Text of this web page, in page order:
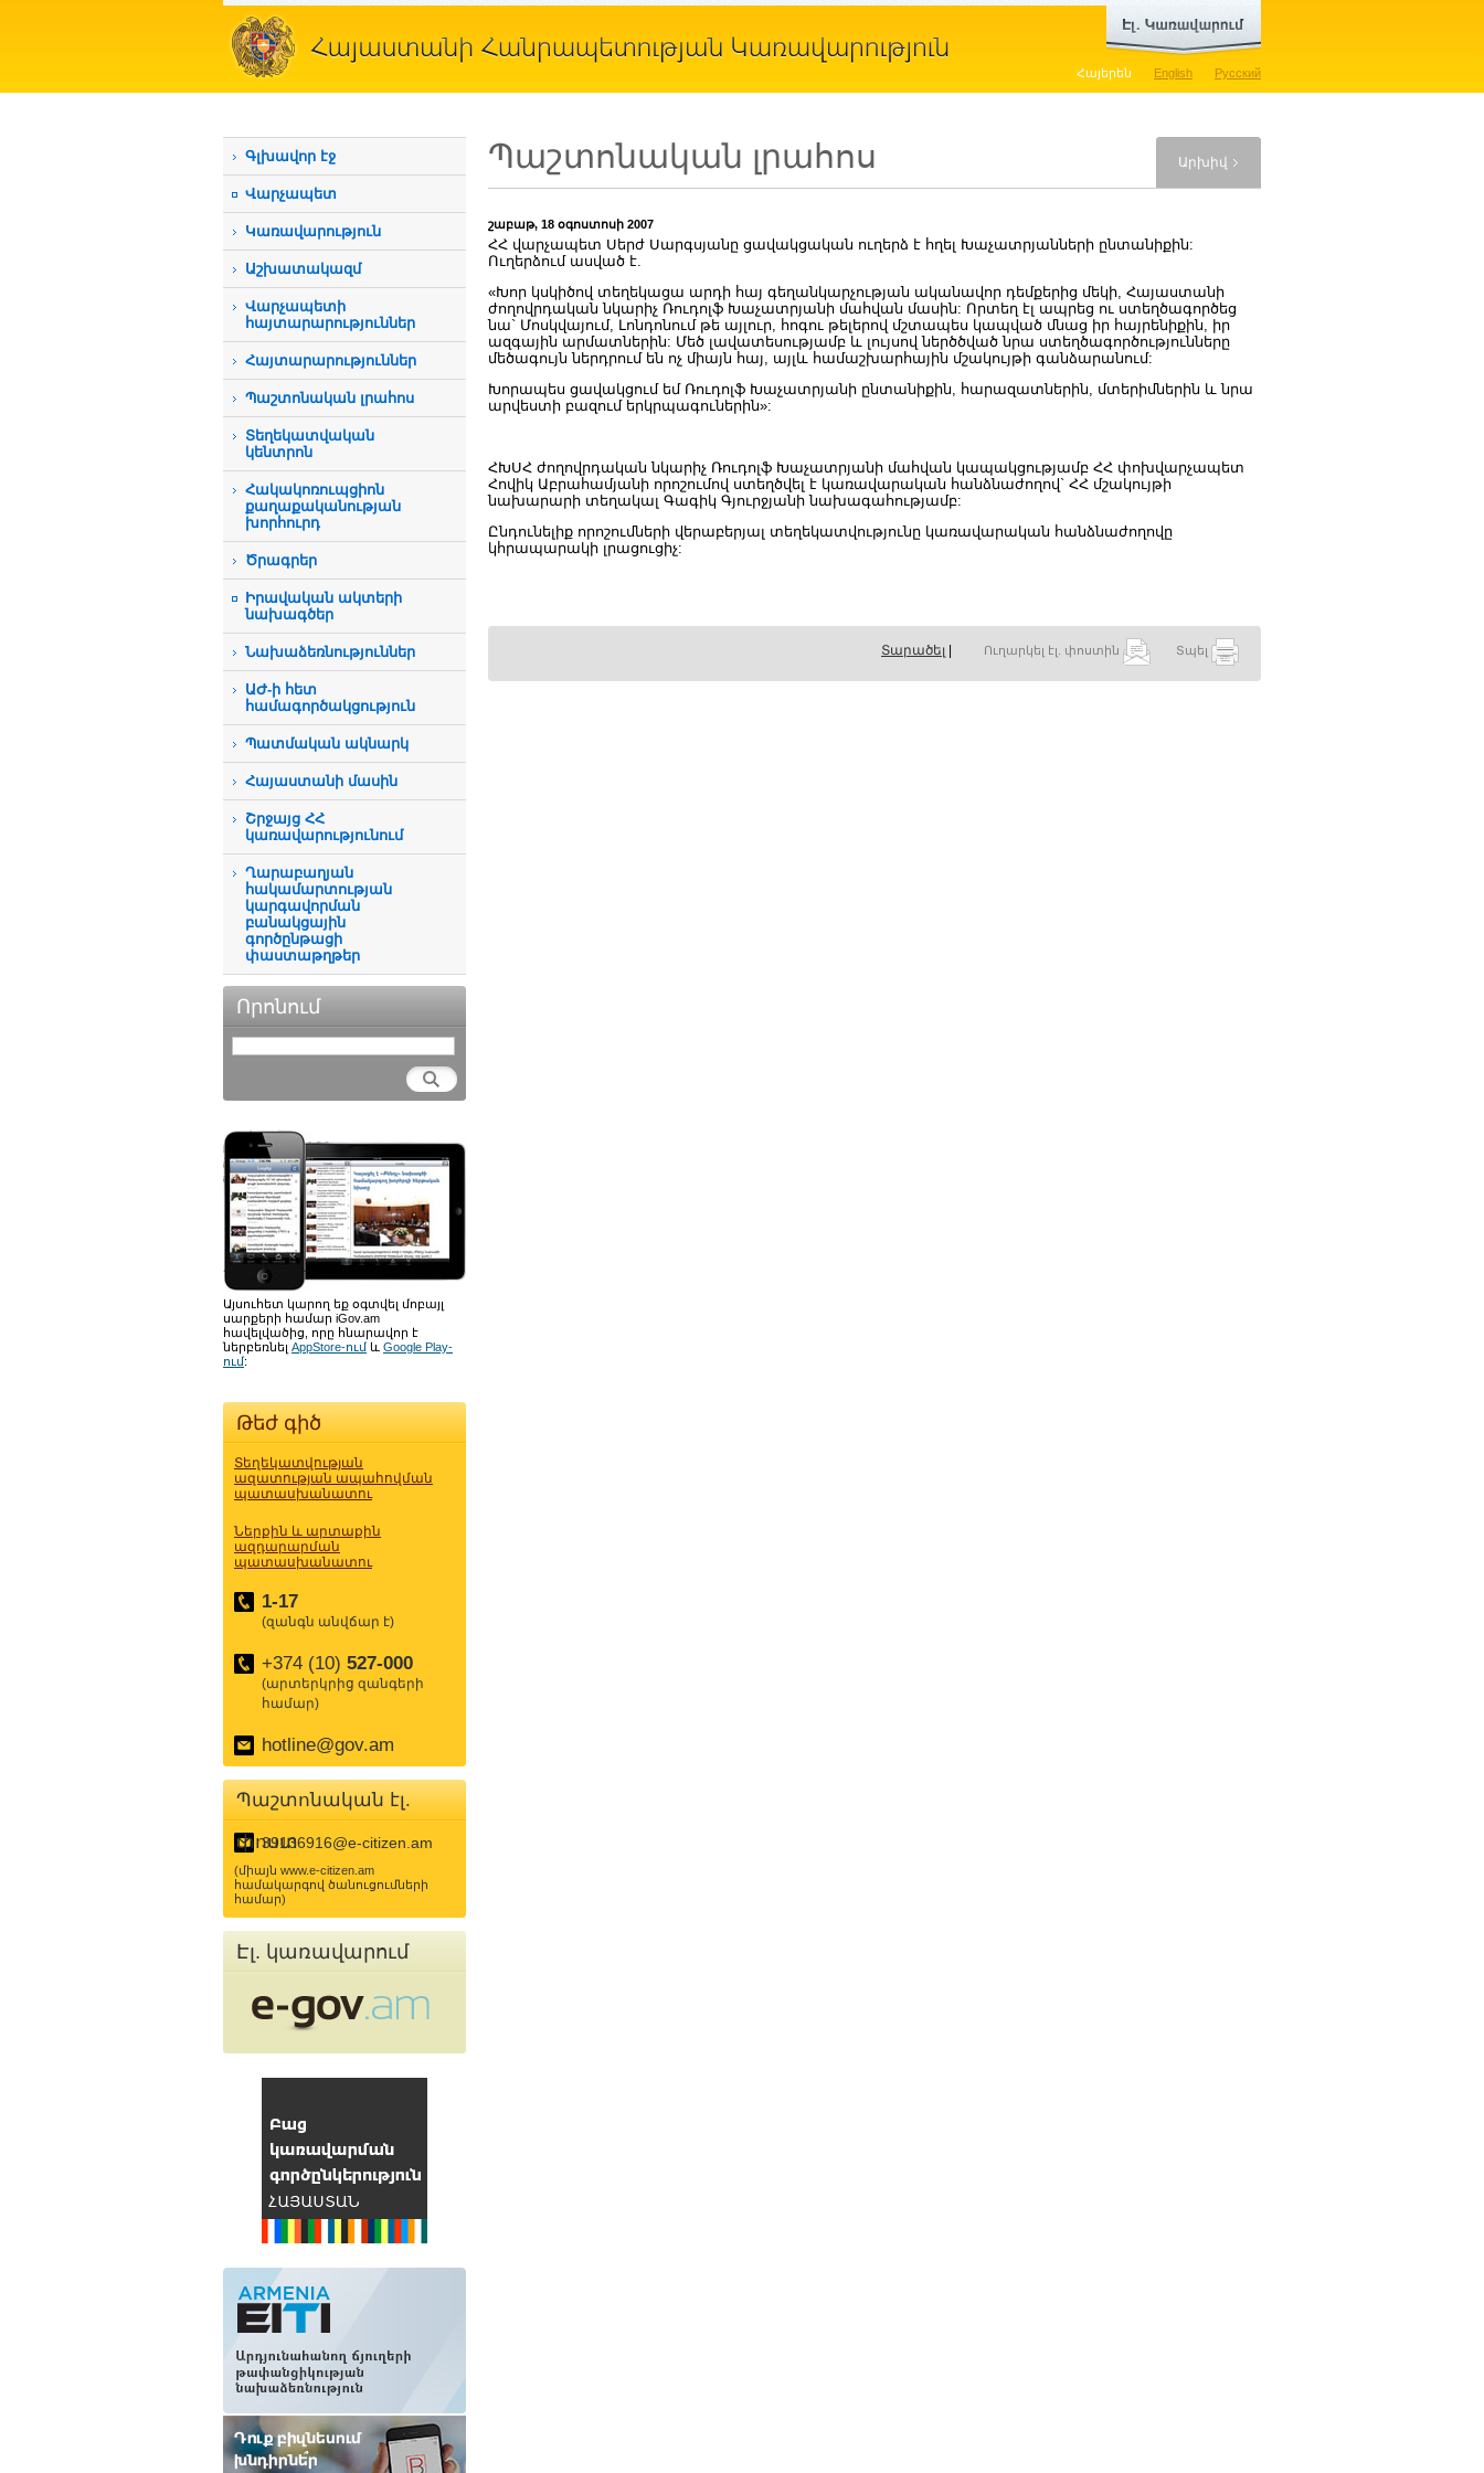
Հայերեն English Русский
Գլխավոր էջ
Վարչապետ
Կառավարություն
Աշխատակազմ
Վարչապետի
հայտարարություններ
Հայտարարություններ
Պաշտոնական լրահոս
Տեղեկատվական
կենտրոն
Հակակոռուպցիոն
քաղաքականության
խորհուրդ
Ծրագրեր
Իրավական ակտերի
նախագծեր
Նախաձեռնություններ
ԱԺ-ի հետ
համագործակցություն
Պատմական ակնարկ
Հայաստանի մասին
Շրջայց ՀՀ
կառավարությունում
Ղարաբաղյան
հակամարտության
կարգավորման
բանակցային
գործընթացի
փաստաթղթեր
Որոնում
Այսուհետ կարող եք օգտվել մոբայլ
սարքերի համար iGov.am
հավելվածից, որը հնարավոր է
ներբեռնել AppStore-ում և Google Play-
ում:
Թեժ գիծ
Տեղեկատվության
ազատության ապահովման
պատասխանատու
Ներքին և արտաքին
ազդարարման
պատասխանատու
1-17
(զանգն անվճար է)
+374 (10) 527-000
(արտերկրից զանգերի
համար)
hotline@gov.am
Պաշտոնական էլ.
փոստ
39136916@e-citizen.am
(միայն www.e-citizen.am
համակարգով ծանուցումների
համար)
Էլ. կառավարում
Պաշտոնական լրահոս Արխիվ
շաբաթ, 18 օգոստոսի 2007
ՀՀ վարչապետ Սերժ Սարգսյանը ցավակցական ուղերձ է հղել Խաչատրյանների ընտանիքին:
Ուղերձում ասված է.
«Խոր կսկիծով տեղեկացա արդի հայ գեղանկարչության ականավոր դեմքերից մեկի, Հայաստանի
ժողովրդական նկարիչ Ռուդոլֆ Խաչատրյանի մահվան մասին: Որտեղ էլ ապրեց ու ստեղծագործեց
նա` Մոսկվայում, Լոնդոնում թե այլուր, հոգու թելերով մշտապես կապված մնաց իր հայրենիքին, իր
ազգային արմատներին: Մեծ լավատեսությամբ և լույսով ներծծված նրա ստեղծագործությունները
մեծագույն ներդրում են ոչ միայն հայ, այլև համաշխարհային մշակույթի գանձարանում:
Խորապես ցավակցում եմ Ռուդոլֆ Խաչատրյանի ընտանիքին, հարազատներին, մտերիմներին և նրա
արվեստի բազում երկրպագուներին»:
ՀԽՍՀ ժողովրդական նկարիչ Ռուդոլֆ Խաչատրյանի մահվան կապակցությամբ ՀՀ փոխվարչապետ
Հովիկ Աբրահամյանի որոշումով ստեղծվել է կառավարական հանձնաժողով` ՀՀ մշակույթի
նախարարի տեղակալ Գագիկ Գյուրջյանի նախագահությամբ:
Ընդունելիք որոշումների վերաբերյալ տեղեկատվությունը կառավարական հանձնաժողովը
կհրապարակի լրացուցիչ:
Տարածել Ուղարկել էլ. փոստին Տպել